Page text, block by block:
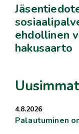
ehdollinen
hakusaarto
4.8.2026
Palautuminen